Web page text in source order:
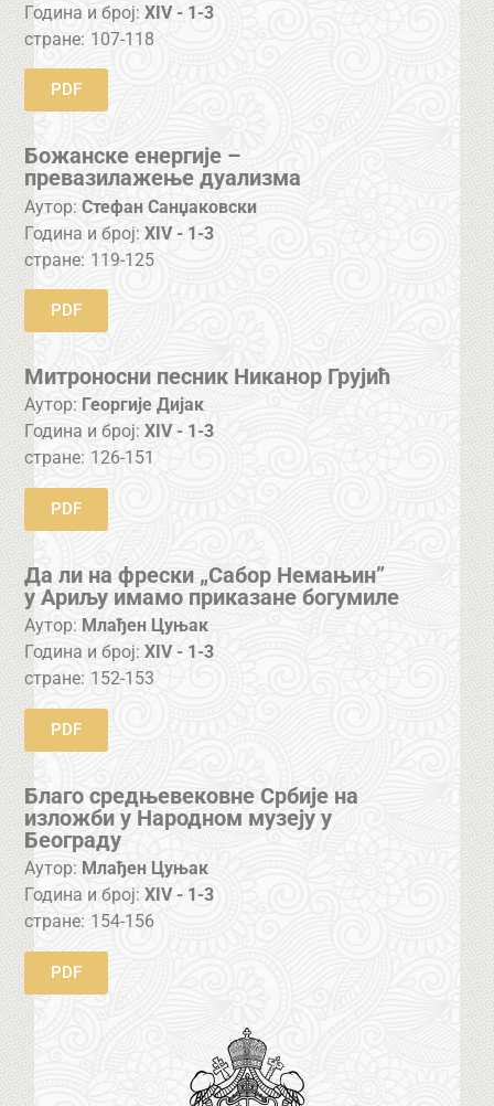
Година и број:XIV - 1-3
стране: 107-118
PDF
Божанске енергије –
превазилажење дуализма
Аутор: Стефан Санџаковски
Година и број:XIV - 1-3
стране: 119-125
PDF
Митроносни песник Никанор Грујић
Аутор: Георгије Дијак
Година и број:XIV - 1-3
стране: 126-151
PDF
Да ли на фрески „Сабор Немањин”
у Ариљу имамо приказане богумиле
Аутор: Млађен Цуњак
Година и број:XIV - 1-3
стране: 152-153
PDF
Благо средњевековне Србије на
изложби у Народном музеју у
Београду
Аутор: Млађен Цуњак
Година и број:XIV - 1-3
стране: 154-156
PDF